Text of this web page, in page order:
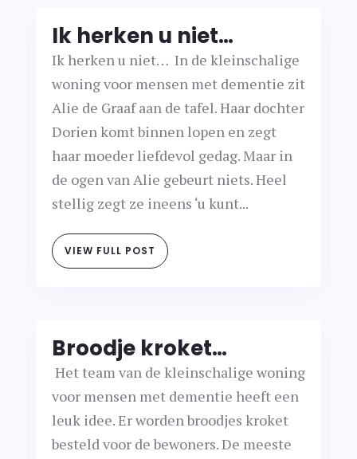
Ik herken u niet…
Ik herken u niet… In de kleinschalige
woning voor mensen met dementie zit
Alie de Graaf aan de tafel. Haar dochter
Dorien komt binnen lopen en zegt
haar moeder liefdevol gedag. Maar in
de ogen van Alie gebeurt niets. Heel
stellig zegt ze ineens ‘u kunt...
VIEW FULL POST
Broodje kroket…
Het team van de kleinschalige woning
voor mensen met dementie heeft een
leuk idee. Er worden broodjes kroket
besteld voor de bewoners. De meeste